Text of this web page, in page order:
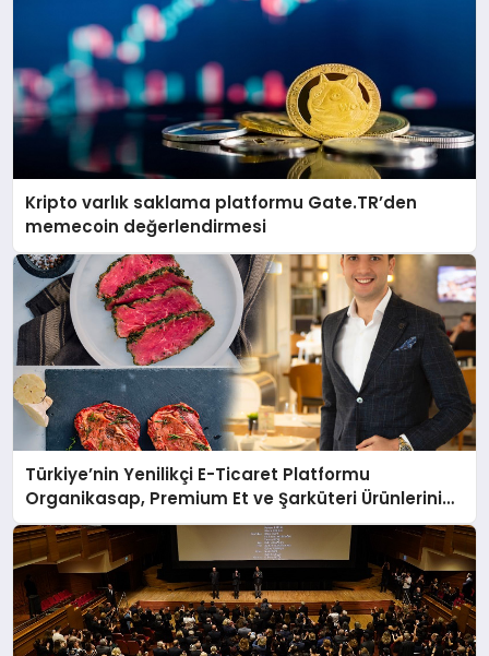
Kripto varlık saklama platformu Gate.TR’den
memecoin değerlendirmesi
Türkiye’nin Yenilikçi E-Ticaret Platformu
Organikasap, Premium Et ve Şarküteri Ürünlerini
Tüketicilerle Buluşturuyor